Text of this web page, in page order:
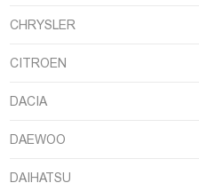
CHRYSLER
CITROEN
DACIA
DAEWOO
DAIHATSU